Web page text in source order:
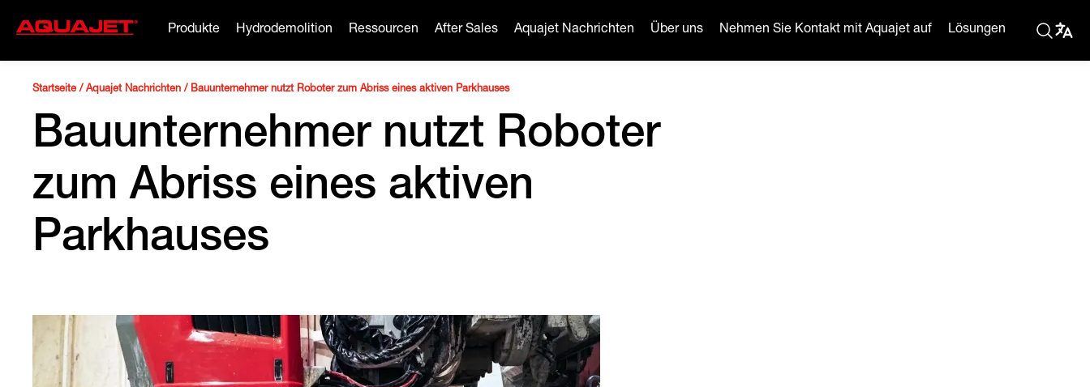
Produkte Hydrodemolition Ressourcen After Sales Aquajet Nachrichten Über uns Nehmen Sie Kontakt mit Aquajet auf Lösungen
Startseite / Aquajet Nachrichten / Bauunternehmer nutzt Roboter zum Abriss eines aktiven Parkhauses
Bauunternehmer nutzt Roboter
zum Abriss eines aktiven
Parkhauses